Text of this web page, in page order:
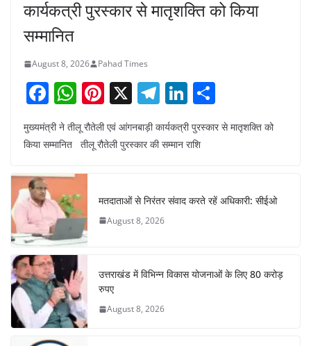
कार्यकत्री पुरस्कार से मातृशक्ति को किया
सम्मानित
August 8, 2026 Pahad Times
F
a
c
b
o
o
k
W
h
at
A
p
p
Pi
nt
er
X T
el
e
m
Li
n
k
n
h
ar
मुख्यमंत्री ने तीलू रौतेली एवं आंगनबाड़ी कार्यकत्री पुरस्कार से मातृशक्ति को
किया सम्मानित तीलू रौतेली पुरस्कार की सम्मान राशि
मतदाताओं से निरंतर संवाद करते रहें अधिकारी: सीईओ
August 8, 2026
उत्तराखंड में विभिन्न विकास योजनाओं के लिए 80 करोड़
रुपए
August 8, 2026